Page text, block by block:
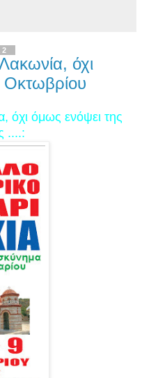
όχι
Οκτωβρίου
όχι όμως ενόψει της
....: